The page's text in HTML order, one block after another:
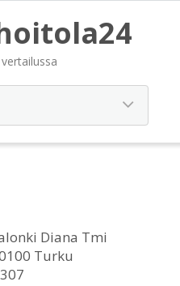
Diana Tmi
Turku